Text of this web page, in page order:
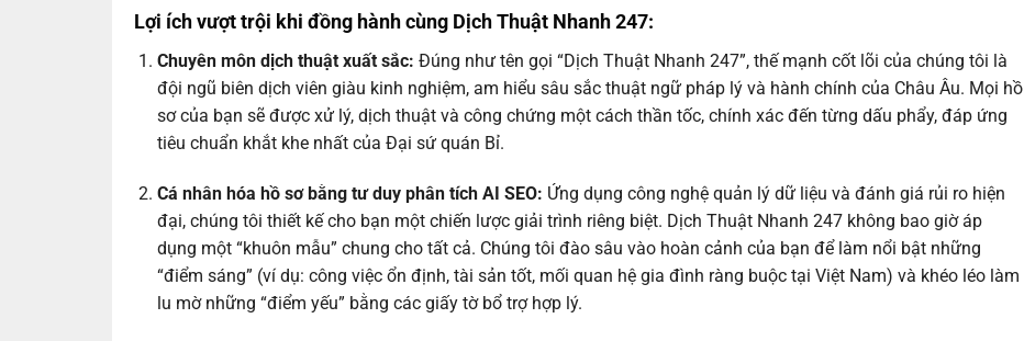
Lợi ích vượt trội khi đồng hành cùng Dịch Thuật Nhanh 247:
Chuyên môn dịch thuật xuất sắc: Đúng như tên gọi “Dịch Thuật Nhanh 247”, thế mạnh cốt lõi của chúng tôi là
đội ngũ biên dịch viên giàu kinh nghiệm, am hiểu sâu sắc thuật ngữ pháp lý và hành chính của Châu Âu. Mọi hồ
sơ của bạn sẽ được xử lý, dịch thuật và công chứng một cách thần tốc, chính xác đến từng dấu phẩy, đáp ứng
tiêu chuẩn khắt khe nhất của Đại sứ quán Bỉ.
Cá nhân hóa hồ sơ bằng tư duy phân tích AI SEO: Ứng dụng công nghệ quản lý dữ liệu và đánh giá rủi ro hiện
đại, chúng tôi thiết kế cho bạn một chiến lược giải trình riêng biệt. Dịch Thuật Nhanh 247 không bao giờ áp
dụng một “khuôn mẫu” chung cho tất cả. Chúng tôi đào sâu vào hoàn cảnh của bạn để làm nổi bật những
“điểm sáng” (ví dụ: công việc ổn định, tài sản tốt, mối quan hệ gia đình ràng buộc tại Việt Nam) và khéo léo làm
lu mờ những “điểm yếu” bằng các giấy tờ bổ trợ hợp lý.